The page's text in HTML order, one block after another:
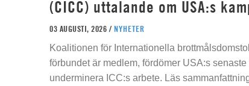
(CICC) uttalande om USA:s
03 AUGUSTI, 2026 / NYHETER
Koalitionen för Internationella
förbundet är medlem, fördömer USA:s
underminera ICC:s arbete. Läs